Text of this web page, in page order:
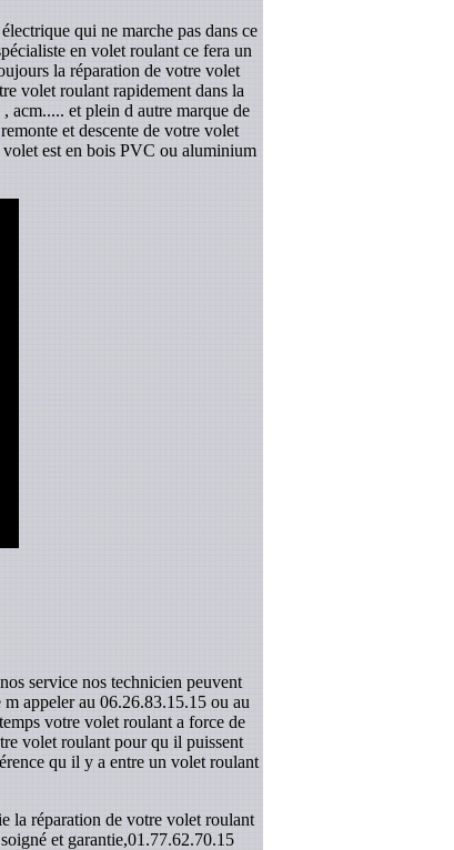
qui ne marche pas dans ce
en volet roulant ce fera un
la réparation de votre volet
volet roulant rapidement dans la
acm..... et plein d autre marque de
et descente de votre volet
est en bois PVC ou aluminium
service nos technicien peuvent
appeler au 06.26.83.15.15 ou au
votre volet roulant a force de
volet roulant pour qu il puissent
qu il y a entre un volet roulant
la réparation de votre volet roulant
et garantie,01.77.62.70.15